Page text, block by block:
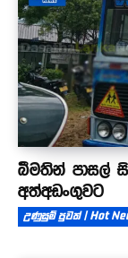
බීමතින් පාසල්
අත්අඩංගුවට
උණුසුම් පුවත් | Hot